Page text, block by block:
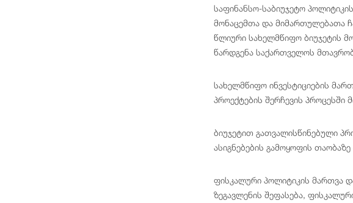
საფინანსო-საბიუჯეტო
მონაცემთა და მიმართულებათა
წლიური სახელმწიფო ბიუჯეტის
წარდგენა საქართველოს
სახელმწიფო ინვესტიციების
პროექტების შერჩევის პროცესში
ბიუჯეტით გათვალისწინებული
ასიგნებების გამოყოფის
ფისკალური პოლიტიკის მართვა
ზეგავლენის შეფასება,